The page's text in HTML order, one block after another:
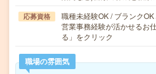
応募資格
職種未経験OK / ブランク
営業事務経験が活かせるお
る」をクリック
職場の雰囲気